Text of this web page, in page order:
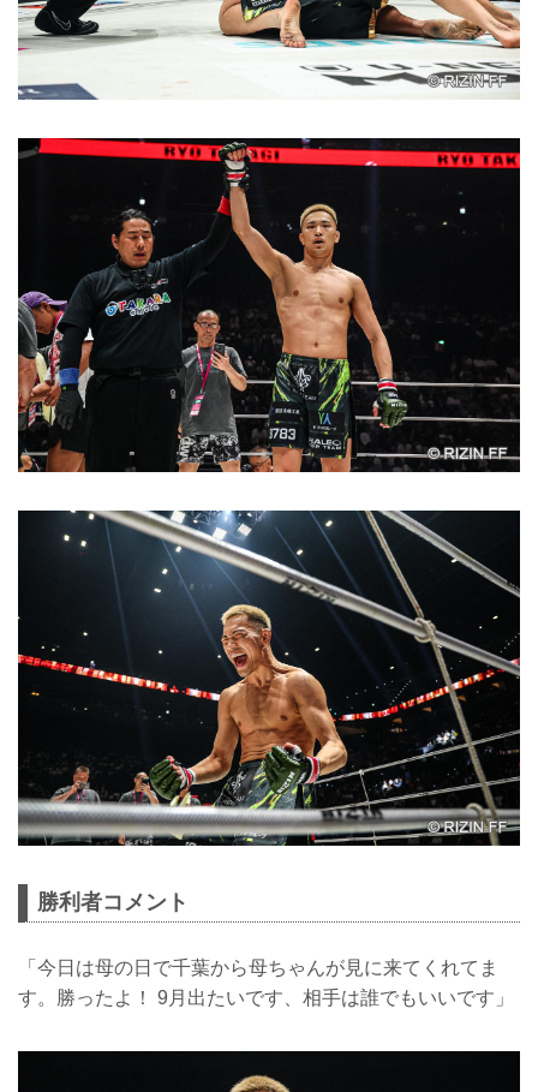
勝利者コメント
「今日は母の日で千葉から母ちゃんが見に来てくれてま
す。勝ったよ！ 9月出たいです、相手は誰でもいいです」